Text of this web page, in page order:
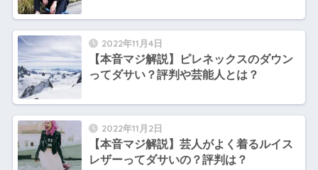
2022年11月4日
【本音マジ解説】ピレネックスのダウン
ってダサい？評判や芸能人とは？
2022年11月2日
【本音マジ解説】芸人がよく着るルイス
レザーってダサいの？評判は？